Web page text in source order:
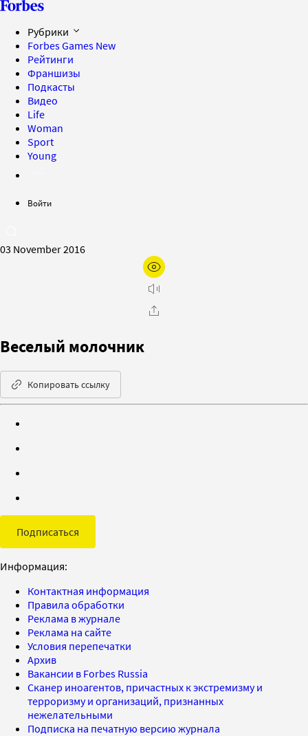
Рубрики
Forbes Games New
Рейтинги
Франшизы
Подкасты
Видео
Life
Woman
Sport
Young
Войти
03 November 2016
Веселый молочник
Копировать ссылку
Подписаться
Информация:
Контактная информация
Правила обработки
Реклама в журнале
Реклама на сайте
Условия перепечатки
Архив
Вакансии в Forbes Russia
Сканер иноагентов, причастных к экстремизму и
терроризму и организаций, признанных
нежелательными
Подписка на печатную версию журнала